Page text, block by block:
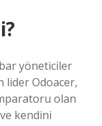
yöneticiler
lider Odoacer,
olan
kendini